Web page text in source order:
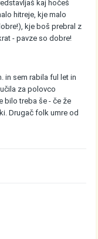
kaj hočeš
hitreje, kje malo
kje boš prebral z
- pavze so dobre!
in sem rabila ful let in
za polovco
bilo treba še - če že
Drugač folk umre od